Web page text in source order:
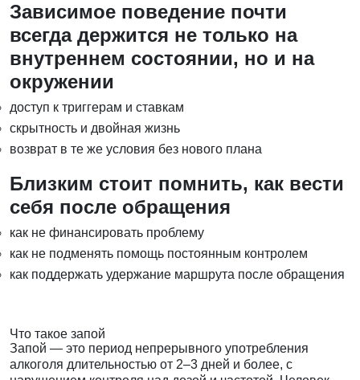
Зависимое поведение почти
всегда держится не только на
внутреннем состоянии, но и на
окружении
доступ к триггерам и ставкам
скрытность и двойная жизнь
возврат в те же условия без нового плана
Близким стоит помнить, как вести
себя после обращения
как не финансировать проблему
как не подменять помощь постоянным контролем
как поддержать удержание маршрута после обращения
Что такое запой
Запой — это период непрерывного употребления
алкоголя длительностью от 2–3 дней и более, с